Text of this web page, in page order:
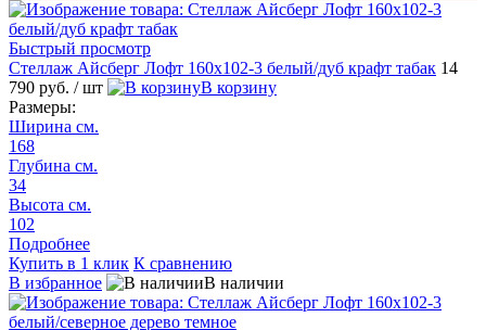
Быстрый просмотр
Стеллаж Айсберг Лофт 160х102-3 белый/дуб крафт табак 14
790 руб. / шт
В корзину
Размеры:
Ширина см.
168
Глубина см.
34
Высота см.
102
Подробнее
Купить в 1 клик К сравнению
В избранное
В наличии